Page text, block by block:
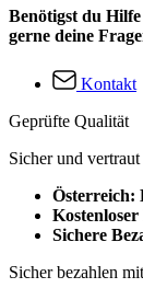
Benötigst du
gerne deine
Kontakt
Geprüfte Qualität
Sicher und
Österreich:
Sichere
Sicher bezahlen mit